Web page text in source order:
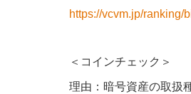
https://vcvm.jp/ranking/
＜コインチェック＞
理由：暗号資産の取扱